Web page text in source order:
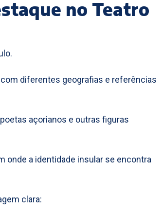
no Teatro
diferentes geografias e referências
açorianos e outras figuras
onde a identidade insular se encontra
clara: